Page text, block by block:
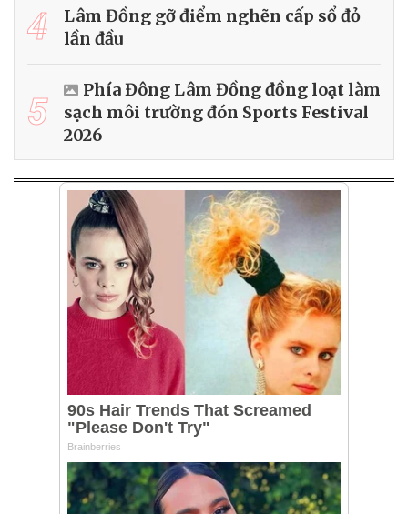
4
Lâm Đồng gỡ điểm nghẽn cấp sổ đỏ
lần đầu
5
Phía Đông Lâm Đồng đồng loạt làm
sạch môi trường đón Sports Festival
2026